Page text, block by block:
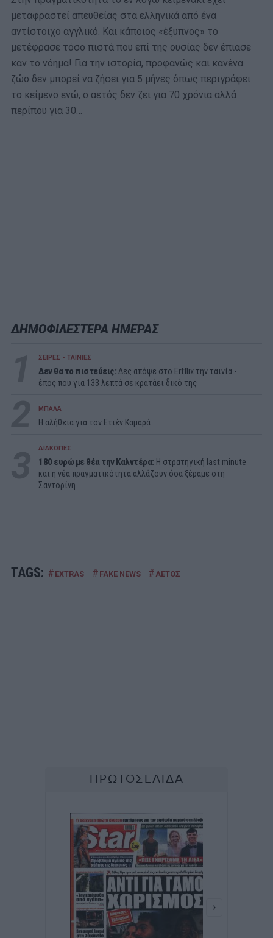
μεταφραστεί απευθείας στα ελληνικά από ένα
αντίστοιχο αγγλικό. Και κάποιος «έξυπνος» το
μετέφρασε τόσο πιστά που επί της ουσίας δεν έπιασε
καν το νόημα! Για την ιστορία, προφανώς και κανένα
ζώο δεν μπορεί να ζήσει για 5 μήνες όπως περιγράφει
το κείμενο ενώ, ο αετός δεν ζει για 70 χρόνια αλλά
περίπου για 30…
ΔΗΜΟΦΙΛΕΣΤΕΡΑ ΗΜΕΡΑΣ
ΣΕΙΡΕΣ - ΤΑΙΝΙΕΣ
Δεν θα το πιστεύεις:Δες απόψε στο Ertflix την ταινία -
έπος που για 133 λεπτά σε κρατάει δικό της
ΜΠΑΛΑ
Η αλήθεια για τον Ετιέν Καμαρά
ΔΙΑΚΟΠΕΣ
180 ευρώ με θέα την Καλντέρα: Η στρατηγική last minute
και η νέα πραγματικότητα αλλάζουν όσα ξέραμε στη
Σαντορίνη
TAGS: # EXTRAS # FAKE NEWS # ΑΕΤΟΣ